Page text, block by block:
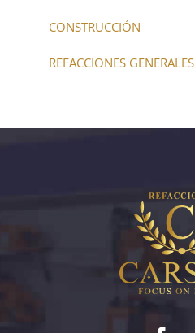
CONSTRUCCIÓN
REFACCIONES GENERALES